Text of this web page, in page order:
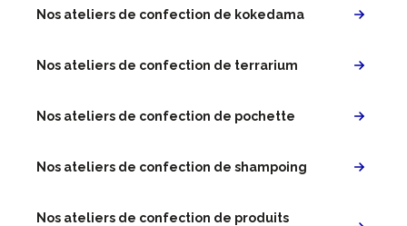
Nos ateliers de confection de kokedama
Nos ateliers de confection de terrarium
Nos ateliers de confection de pochette
Nos ateliers de confection de shampoing
Nos ateliers de confection de produits